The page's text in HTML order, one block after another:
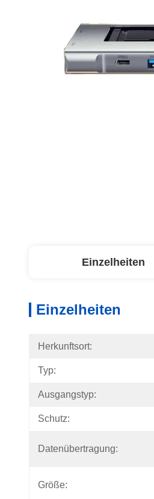
Einzelheiten
Einzelheiten
Herkunftsort:
Typ:
Ausgangstyp:
Schutz:
Datenübertragung:
Größe: